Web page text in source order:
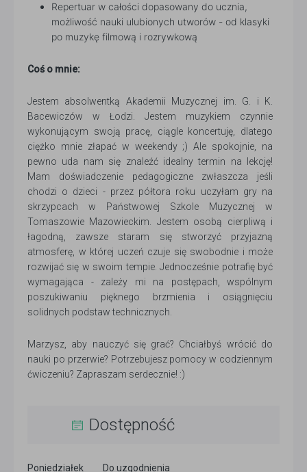
Repertuar w całości dopasowany do ucznia,
możliwość nauki ulubionych utworów - od klasyki
po muzykę filmową i rozrywkową
Coś o mnie:
Jestem absolwentką Akademii Muzycznej im. G. i K.
Bacewiczów w Łodzi. Jestem muzykiem czynnie
wykonującym swoją pracę, ciągle koncertuję, dlatego
ciężko mnie złapać w weekendy ;) Ale spokojnie, na
pewno uda nam się znaleźć idealny termin na lekcję!
Mam doświadczenie pedagogiczne zwłaszcza jeśli
chodzi o dzieci - przez półtora roku uczyłam gry na
skrzypcach w Państwowej Szkole Muzycznej w
Tomaszowie Mazowieckim. Jestem osobą cierpliwą i
łagodną, zawsze staram się stworzyć przyjazną
atmosferę, w której uczeń czuje się swobodnie i może
rozwijać się w swoim tempie. Jednocześnie potrafię być
wymagająca - zależy mi na postępach, wspólnym
poszukiwaniu pięknego brzmienia i osiągnięciu
solidnych podstaw technicznych.
Marzysz, aby nauczyć się grać? Chciałbyś wrócić do
nauki po przerwie? Potrzebujesz pomocy w codziennym
ćwiczeniu? Zapraszam serdecznie! :)
Dostępność
Poniedziałek Do uzgodnienia